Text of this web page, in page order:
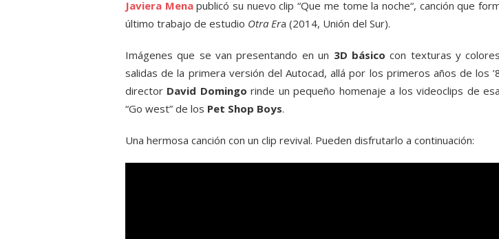
Javiera Menapublicó su nuevo clip “Que me tome la noche“, canción que
último trabajo de estudio Otra Era (2014, Unión del Sur).
Imágenes que se van presentando en un 3D básico con texturas y
salidas de la primera versión del Autocad, allá por los primeros años de los
director David Domingo rinde un pequeño homenaje a los videoclips de
“Go west” de los Pet Shop Boys.
Una hermosa canción con un clip revival. Pueden disfrutarlo a continuación: